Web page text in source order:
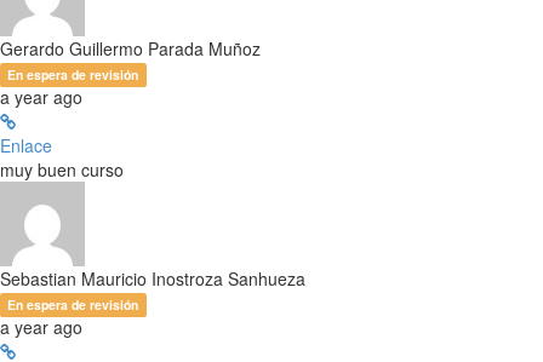
Gerardo Guillermo Parada Muñoz
En espera de revisión
a year ago
Enlace
muy buen curso
Sebastian Mauricio Inostroza Sanhueza
En espera de revisión
a year ago